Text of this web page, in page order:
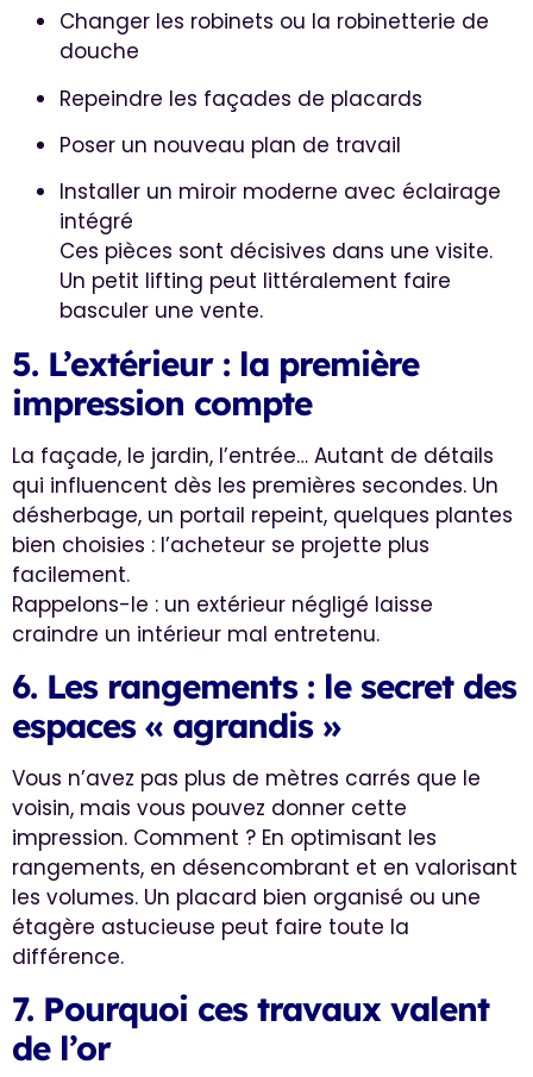
Changer les robinets ou la robinetterie de
douche
Repeindre les façades de placards
Poser un nouveau plan de travail
Installer un miroir moderne avec éclairage
intégré
Ces pièces sont décisives dans une visite.
Un petit lifting peut littéralement faire
basculer une vente.
5. L’extérieur : la première
impression compte
La façade, le jardin, l’entrée… Autant de détails
qui influencent dès les premières secondes. Un
désherbage, un portail repeint, quelques plantes
bien choisies : l’acheteur se projette plus
facilement.
Rappelons-le : un extérieur négligé laisse
craindre un intérieur mal entretenu.
6. Les rangements : le secret des
espaces « agrandis »
Vous n’avez pas plus de mètres carrés que le
voisin, mais vous pouvez donner cette
impression. Comment ? En optimisant les
rangements, en désencombrant et en valorisant
les volumes. Un placard bien organisé ou une
étagère astucieuse peut faire toute la
différence.
7. Pourquoi ces travaux valent
de l’or